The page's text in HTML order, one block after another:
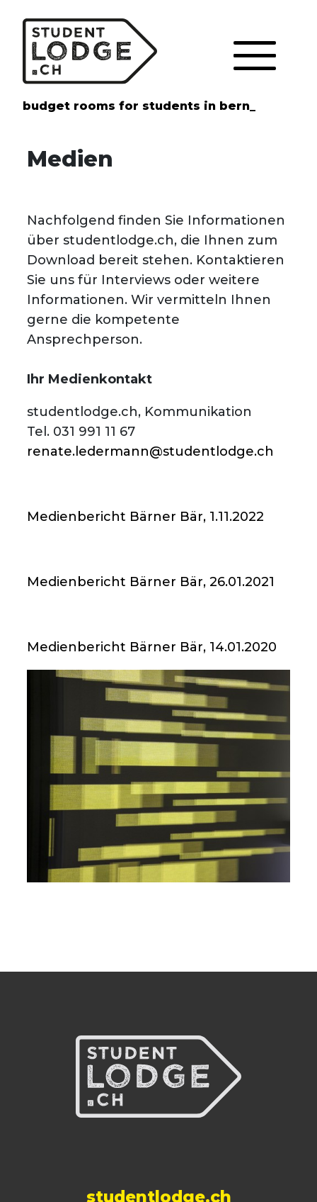
budget rooms for students in bern_
Medien
Nachfolgend finden Sie Informationen
über studentlodge.ch, die Ihnen zum
Download bereit stehen. Kontaktieren
Sie uns für Interviews oder weitere
Informationen. Wir vermitteln Ihnen
gerne die kompetente
Ansprechperson.
Ihr Medienkontakt
studentlodge.ch, Kommunikation
Tel. 031 991 11 67
renate.ledermann@studentlodge.ch
Medienbericht Bärner Bär, 1.11.2022
Medienbericht Bärner Bär, 26.01.2021
Medienbericht Bärner Bär, 14.01.2020
studentlodge.ch